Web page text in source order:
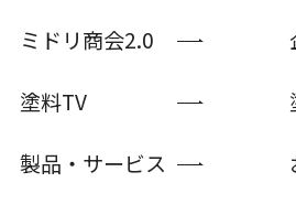
ミドリ商会2.0
塗料TV
製品・サービス